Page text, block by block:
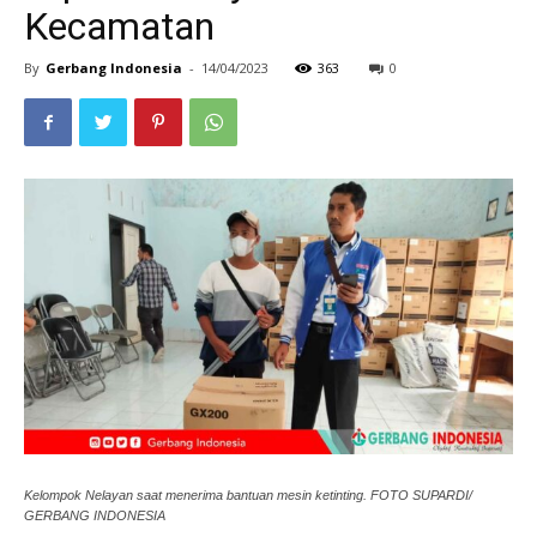
Kecamatan
By Gerbang Indonesia - 14/04/2023 363 0
Kelompok Nelayan saat menerima bantuan mesin ketinting. FOTO SUPARDI/
GERBANG INDONESIA